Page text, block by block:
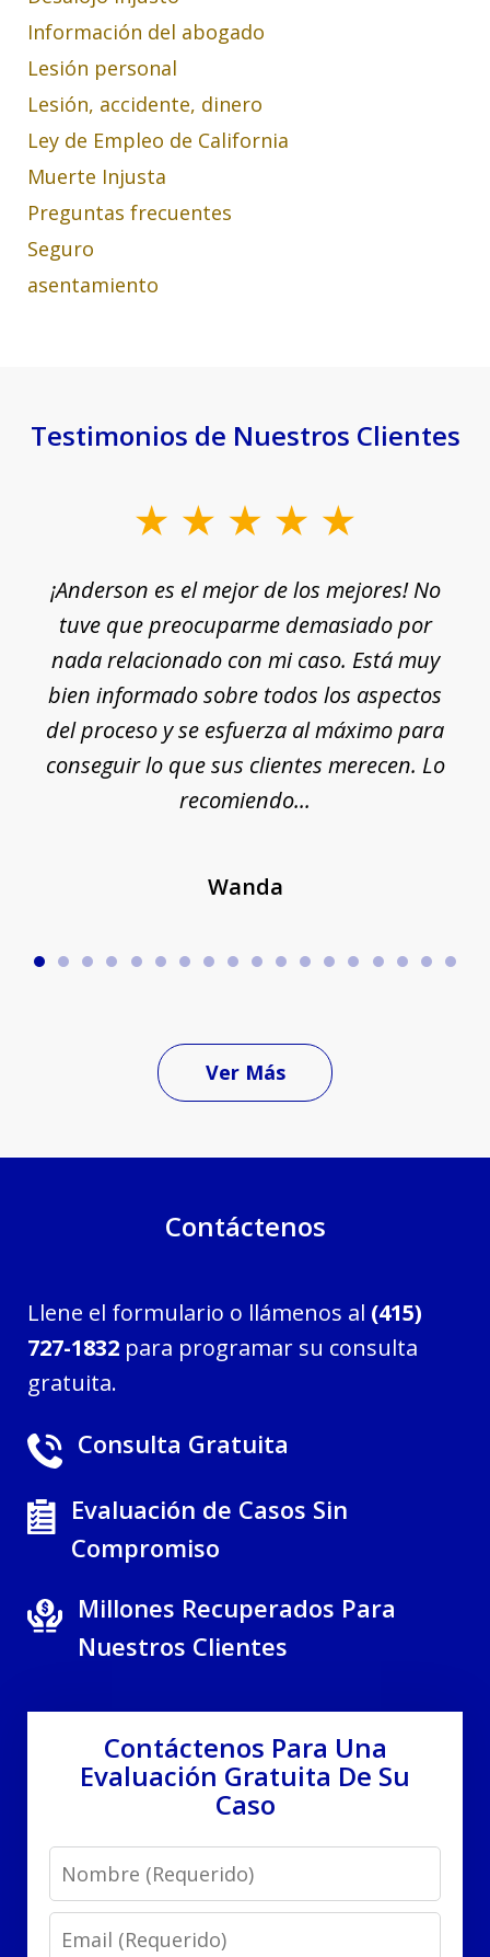
Información del abogado
Lesión personal
Lesión, accidente, dinero
Ley de Empleo de California
Muerte Injusta
Preguntas frecuentes
Seguro
asentamiento
Testimonios de Nuestros Clientes
¡Anderson es el mejor de los mejores! No
tuve que preocuparme demasiado por
nada relacionado con mi caso. Está muy
bien informado sobre todos los aspectos
del proceso y se esfuerza al máximo para
conseguir lo que sus clientes merecen. Lo
recomiendo...
Wanda
Ver Más
Contáctenos
Llene el formulario o llámenos al (415)
727-1832 para programar su consulta
gratuita.
Consulta Gratuita
Evaluación de Casos Sin
Compromiso
Millones Recuperados Para
Nuestros Clientes
Contáctenos Para Una
Evaluación Gratuita De Su
Caso
Name
Email